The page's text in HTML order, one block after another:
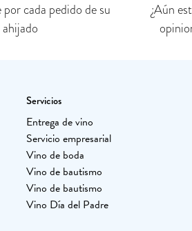
por cada pedido de su
ahijado
¿Aún
Servicios
Entrega de vino
Servicio empresarial
Vino de boda
Vino de bautismo
Vino de bautismo
Vino Día del Padre